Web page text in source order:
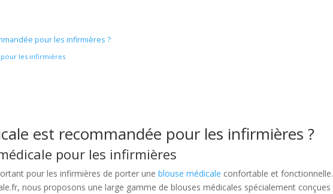
pour les infirmières ?
les infirmières
est recommandée pour les infirmières ?
pour les infirmières
pour les infirmières de porter uneblouse médicale confortable et fonctionnelle.
nous proposons une large gamme de blouses médicales spécialement conçues